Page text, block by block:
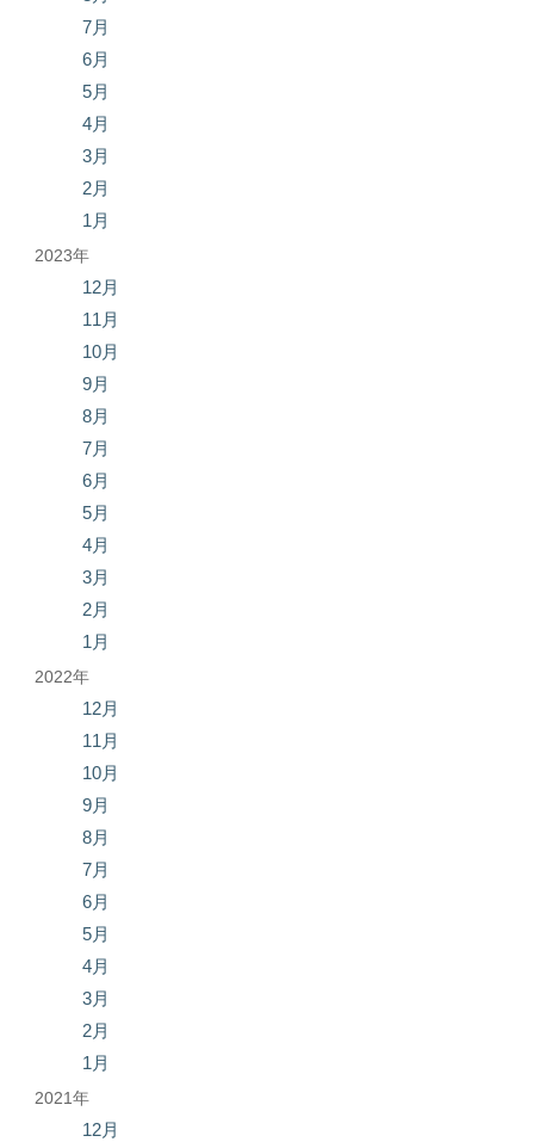
7月
6月
5月
4月
3月
2月
1月
2023年
12月
11月
10月
9月
8月
7月
6月
5月
4月
3月
2月
1月
2022年
12月
11月
10月
9月
8月
7月
6月
5月
4月
3月
2月
1月
2021年
12月